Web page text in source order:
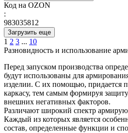
Код на OZON
:
983035812
Загрузить еще
1 2 3 ... 10
Разновидность и использование
Перед запуском производства
будут использованы для
изделии. С их помощью, придается
каркасу, тем самым формируя
внешних негативных факторов.
Различают широкий спектр
Каждый из которых является
состав, определенные функции и